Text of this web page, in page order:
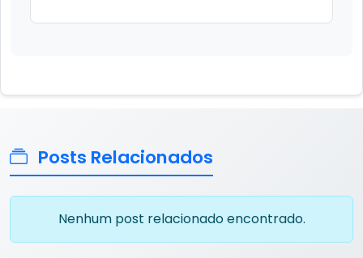
Posts Relacionados
Nenhum post relacionado encontrado.